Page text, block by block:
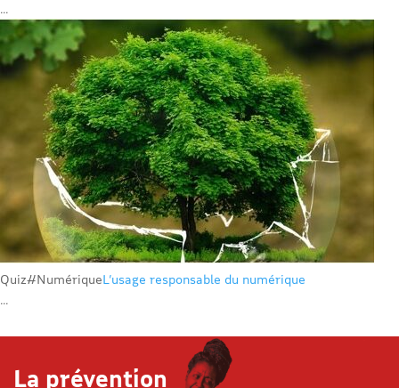
...
Quiz#NumériqueL’usage responsable du numérique
...
La prévention